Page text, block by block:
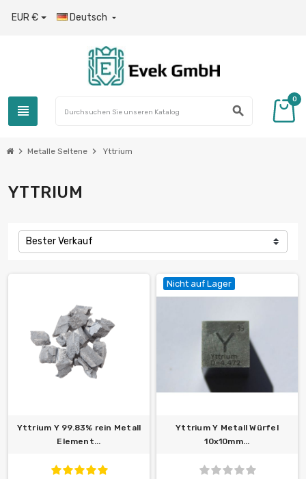
EUR € Deutsch 
view_headline search
0
chevron_right Metalle Seltene chevron_right Yttrium
YTTRIUM
Bester Verkauf
Yttrium Y 99.83% rein Metall
Element...
Nicht auf Lager
Yttrium Y Metall Würfel
10x10mm...